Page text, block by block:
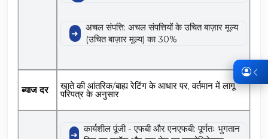
अचल संपत्ति: अचल संपत्तियों के उचित बाज़ार मूल्य
(उचित बाज़ार मूल्य) का 30%
ब्याज दर खाते की आंतरिक/बाह्य रेटिंग के आधार पर, वर्तमान में लागू
परिपत्र के अनुसार
कार्यशील पूंजी - एफबी और एनएफबी: पूर्णतः भुगतान